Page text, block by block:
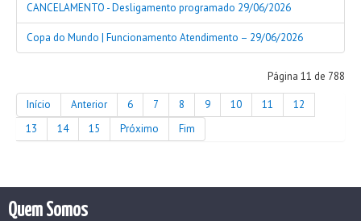
CANCELAMENTO - Desligamento programado 29/06/2026
Copa do Mundo | Funcionamento Atendimento – 29/06/2026
Página 11 de 788
Início Anterior 6 7 8 9 10 11
12
13
14 15 Próximo Fim
Quem Somos